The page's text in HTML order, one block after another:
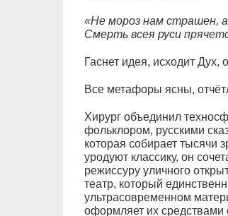
«Не мороз нам страшен,
Смерть всея руси
Гаснет идея, исходит Дух,
Все метафоры ясны,
Хирург объединил
фольклором, русскими
которая собирает тысячи
уродуют классику, он
режиссуру уличного
театр, который
ультрасовременном
оформляет их средствами